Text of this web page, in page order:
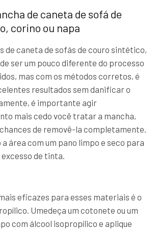
de caneta de sofá de
corino ou napa
de caneta de sofás de couro sintético,
ser um pouco diferente do processo
mas com os métodos corretos, é
resultados sem danificar o
é importante agir
mais cedo você tratar a mancha,
de removê-la completamente.
área com um pano limpo e seco para
de tinta.
eficazes para esses materiais é o
Umedeça um cotonete ou um
com álcool isopropílico e aplique